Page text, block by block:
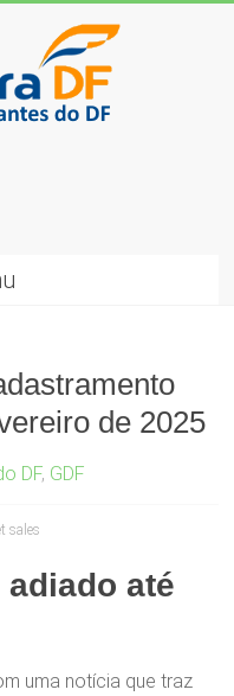
de 2025
DF, GDF
sales
até
uma notícia que traz